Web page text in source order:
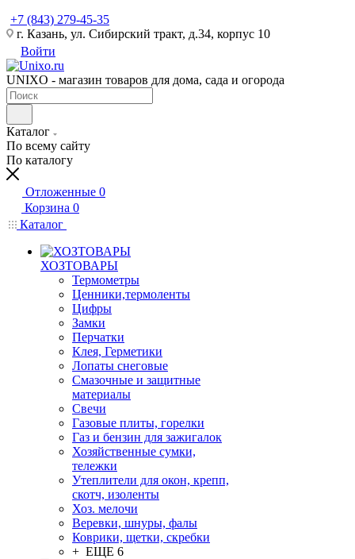
+7 (843) 279-45-35
г. Казань, ул. Сибирский тракт, д.34, корпус 10
Войти
UNIXO - магазин товаров для дома, сада и огорода
Каталог
По всему сайту
По каталогу
Отложенные 0
Корзина 0
Каталог
ХОЗТОВАРЫ
Термометры
Ценники,термоленты
Цифры
Замки
Перчатки
Клея, Герметики
Лопаты снеговые
Смазочные и защитные
материалы
Свечи
Газовые плиты, горелки
Газ и бензин для зажигалок
Хозяйственные сумки,
тележки
Утеплители для окон, крепп,
скотч, изоленты
Хоз. мелочи
Веревки, шнуры, фалы
Коврики, щетки, скребки
+ ЕЩЕ 6